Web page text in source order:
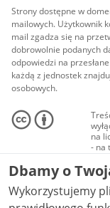
Strony dostępne w
mailowych. Użytkownik
mail zgadza się na
dobrowolnie podanych
odpowiedzi na
każdą z jednostek
osobowych.
na
- na
NC-
Dbamy o
Wykorzystujemy